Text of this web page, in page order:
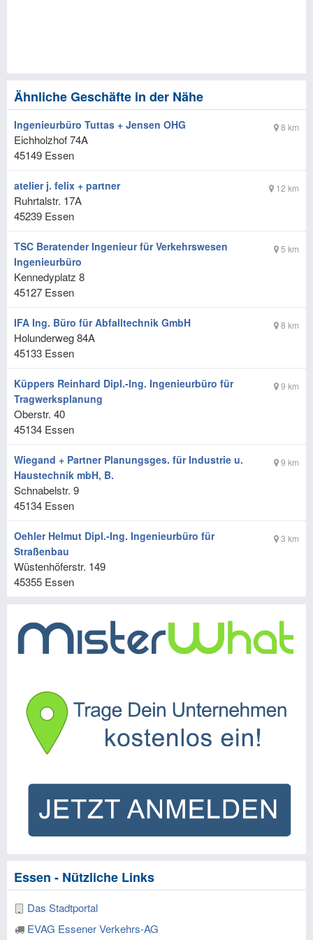
Ähnliche Geschäfte in der Nähe
8 km
Ingenieurbüro Tuttas + Jensen OHG
Eichholzhof 74A
45149 Essen
12 km
atelier j. felix + partner
Ruhrtalstr. 17A
45239 Essen
5 km
TSC Beratender Ingenieur für Verkehrswesen
Ingenieurbüro
Kennedyplatz 8
45127 Essen
8 km
IFA Ing. Büro für Abfalltechnik GmbH
Holunderweg 84A
45133 Essen
9 km
Küppers Reinhard Dipl.-Ing. Ingenieurbüro für
Tragwerksplanung
Oberstr. 40
45134 Essen
9 km
Wiegand + Partner Planungsges. für Industrie u.
Haustechnik mbH, B.
Schnabelstr. 9
45134 Essen
3 km
Oehler Helmut Dipl.-Ing. Ingenieurbüro für
Straßenbau
Wüstenhöferstr. 149
45355 Essen
Essen - Nützliche Links
Das Stadtportal
EVAG Essener Verkehrs-AG